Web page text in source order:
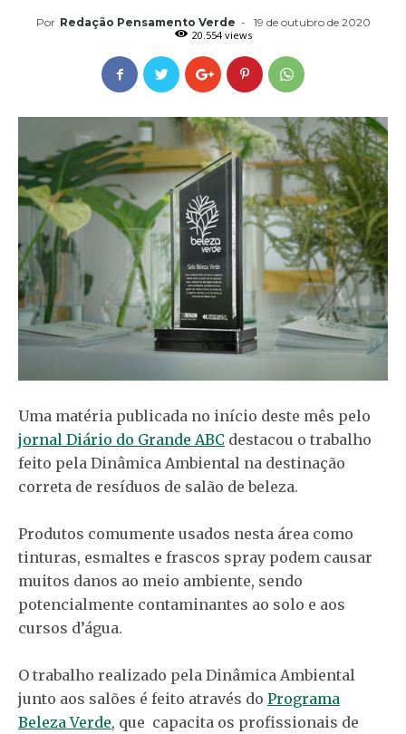
Por Redação Pensamento Verde -
19 de outubro de 2020
20.554 views
Uma matéria publicada no início deste mês pelo
jornal Diário do Grande ABC destacou o trabalho
feito pela Dinâmica Ambiental na destinação
correta de resíduos de salão de beleza.
Produtos comumente usados nesta área como
tinturas, esmaltes e frascos spray podem causar
muitos danos ao meio ambiente, sendo
potencialmente contaminantes ao solo e aos
cursos d’água.
O trabalho realizado pela Dinâmica Ambiental
junto aos salões é feito através do Programa
Beleza Verde, que capacita os profissionais de